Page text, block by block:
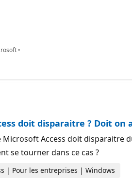
•
acceptée par l’auteur de la question.
doit disparaitre ? Doit
Access doit disparaitre
se tourner dans ce cas ?
| Pour les entreprises | Windows